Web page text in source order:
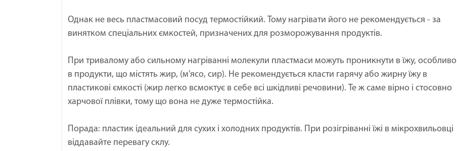
Однак не весь пластмасовий посуд термостійкий. Тому нагрівати його не рекомендується - за
винятком спеціальних ємкостей, призначених для розморожування продуктів.
При тривалому або сильному нагріванні молекули пластмаси можуть проникнути в їжу, особливо
в продукти, що містять жир, (м'ясо, сир). Не рекомендується класти гарячу або жирну їжу в
пластикові ємкості (жир легко всмоктує в себе всі шкідливі речовини). Те ж саме вірно і стосовно
харчової плівки, тому що вона не дуже термостійка.
Порада: пластик ідеальний для сухих і холодних продуктів. При розігріванні їжі в мікрохвильовці
віддавайте перевагу склу.